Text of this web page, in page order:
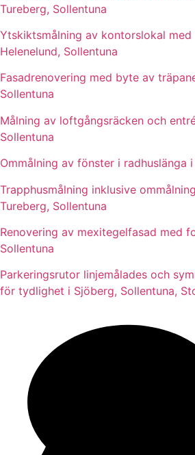
Tureberg, Sollentuna
Ytskiktsmålning av kontorslokal med
Helenelund, Sollentuna
Fasadrenovering med byte av
Sollentuna
Målning av loftgångsräcken och
Sollentuna
Ommålning av fönster i radhuslänga
Trapphusmålning inklusive
Tureberg, Sollentuna
Renovering av mexitegelfasad med
Sollentuna
Parkeringsrutor linjemålades och
för tydlighet i Sjöberg, Sollentuna,